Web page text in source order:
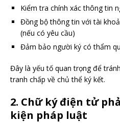
Kiểm tra chính xác thông tin
Đồng bộ thông tin với tài
(nếu có yêu cầu)
Đảm bảo người ký có thẩm
Đây là yếu tố quan trọng để
tranh chấp về chủ thể ký kết.
2. Chữ ký điện tử
kiện pháp luật